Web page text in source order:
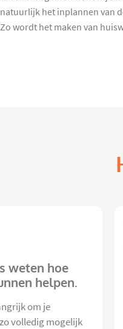
het inplannen van
wordt het maken van
weten hoe
helpen.
om je
volledig mogelijk